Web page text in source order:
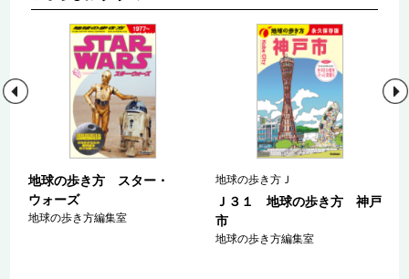
地球の歩き方 スター・
ウォーズ
地球の歩き方編集室
地球の歩き方Ｊ
Ｊ３１ 地球の歩き方 神戸
市
地球の歩き方編集室